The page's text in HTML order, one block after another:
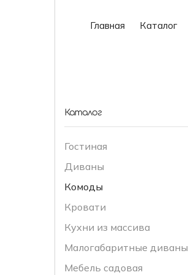
Главная Каталог
Каталог
Гостиная
Диваны
Комоды
Кровати
Кухни из массива
Малогабаритные диваны
Мебель садовая